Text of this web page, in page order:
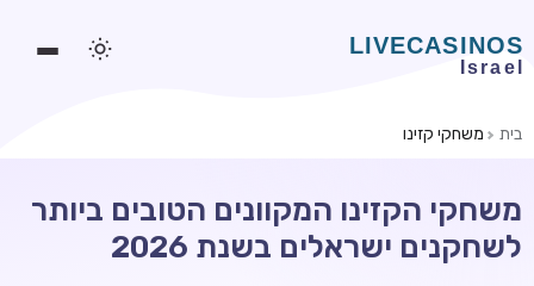
משחקים חינמיים
סלוטים אונליין
בית משחקי קזינו
משחקי הקזינו המקוונים הטובים ביותר
לשחקנים ישראלים בשנת 2026